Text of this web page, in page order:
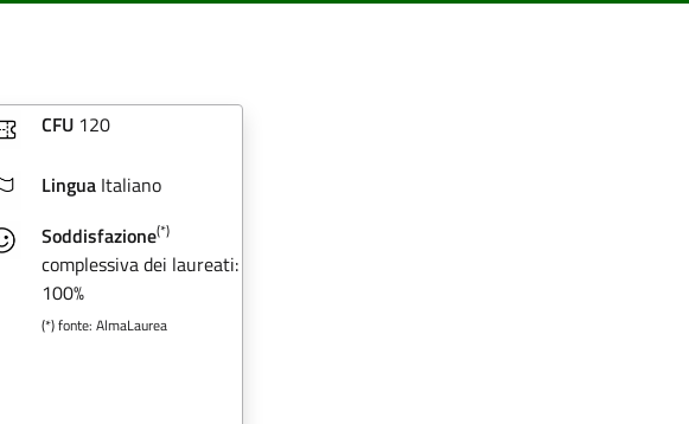
CFU120
LinguaItaliano
Soddisfazione(*)
complessiva dei laureati:
100%
(*) fonte: AlmaLaurea